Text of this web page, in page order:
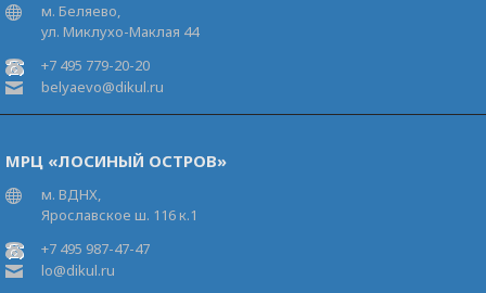
м. Беляево,
ул. Миклухо-Маклая 44
+7 495 779-20-20
belyaevo@dikul.ru
МРЦ «ЛОСИНЫЙ ОСТРОВ»
м. ВДНХ,
Ярославское ш. 116 к.1
+7 495 987-47-47
lo@dikul.ru